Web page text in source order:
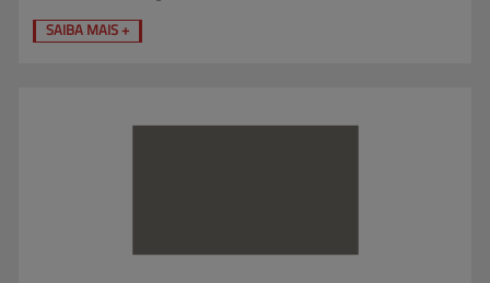
SAIBA MAIS +